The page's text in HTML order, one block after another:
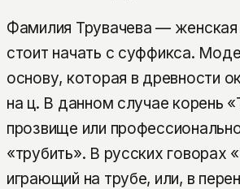
Фамилия Трувачева —
стоит начать с суффикса.
основу, которая в древности
на ц. В данном случае корень
прозвище или
«трубить». В русских говорах
играющий на трубе, или, в